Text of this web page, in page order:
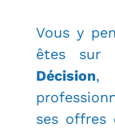
Vous y
êtes
Décision,
ses offres